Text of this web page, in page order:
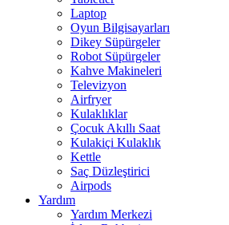
Laptop
Oyun Bilgisayarları
Dikey Süpürgeler
Robot Süpürgeler
Kahve Makineleri
Televizyon
Airfryer
Kulaklıklar
Çocuk Akıllı Saat
Kulakiçi Kulaklık
Kettle
Saç Düzleştirici
Airpods
Yardım
Yardım Merkezi